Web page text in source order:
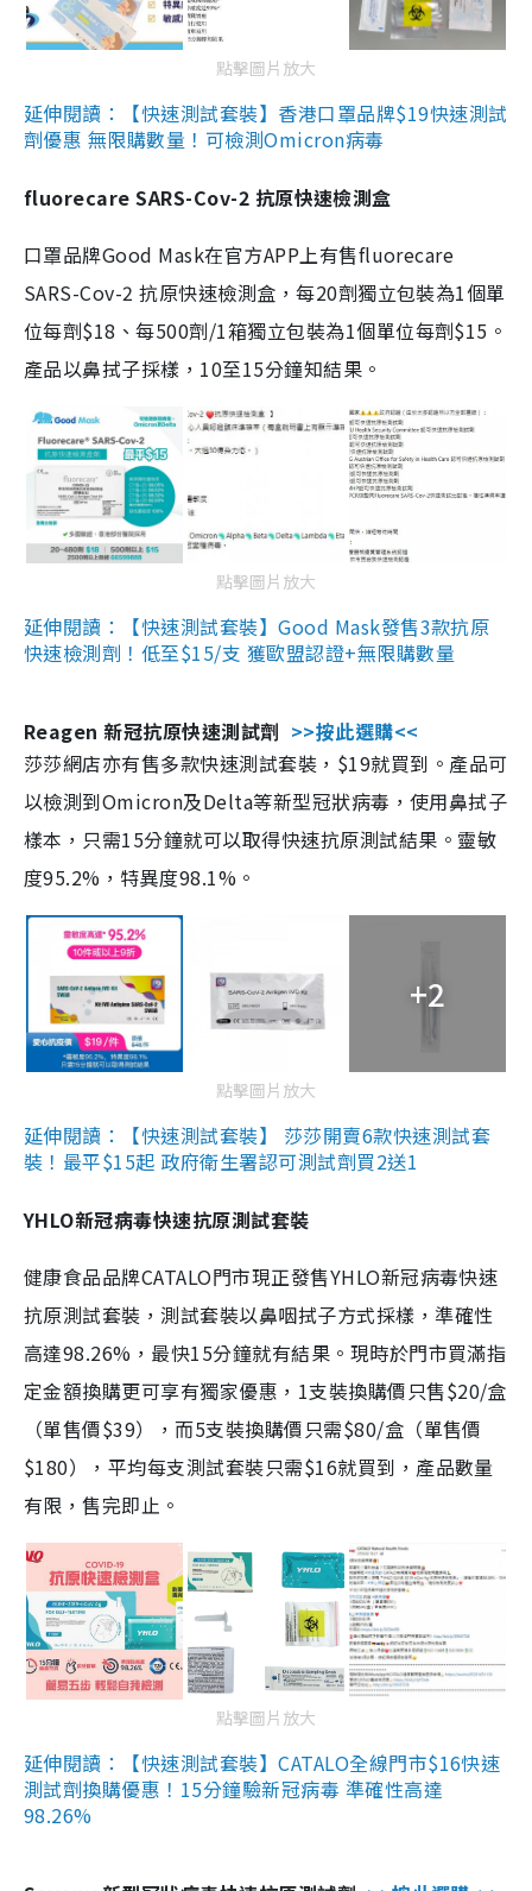
點擊圖片放大
延伸閱讀：【快速測試套裝】香港口罩品牌$19快速測試
劑優惠 無限購數量！可檢測Omicron病毒
fluorecare SARS-Cov-2 抗原快速檢測盒
口罩品牌Good Mask在官方APP上有售fluorecare
SARS-Cov-2 抗原快速檢測盒，每20劑獨立包裝為1個單
位每劑$18、每500劑/1箱獨立包裝為1個單位每劑$15。
產品以鼻拭子採樣，10至15分鐘知結果。
點擊圖片放大
延伸閱讀：【快速測試套裝】Good Mask發售3款抗原
快速檢測劑！低至$15/支 獲歐盟認證+無限購數量
Reagen 新冠抗原快速測試劑 >>按此選購<<
莎莎網店亦有售多款快速測試套裝，$19就買到。產品可
以檢測到Omicron及Delta等新型冠狀病毒，使用鼻拭子
樣本，只需15分鐘就可以取得快速抗原測試結果。靈敏
度95.2%，特異度98.1%。
+2
點擊圖片放大
延伸閱讀：【快速測試套裝】 莎莎開賣6款快速測試套
裝！最平$15起 政府衛生署認可測試劑買2送1
YHLO新冠病毒快速抗原測試套裝
健康食品品牌CATALO門市現正發售YHLO新冠病毒快速
抗原測試套裝，測試套裝以鼻咽拭子方式採樣，準確性
高達98.26%，最快15分鐘就有結果。現時於門市買滿指
定金額換購更可享有獨家優惠，1支裝換購價只售$20/盒
（單售價$39），而5支裝換購價只需$80/盒（單售價
$180），平均每支測試套裝只需$16就買到，產品數量
有限，售完即止。
點擊圖片放大
延伸閱讀：【快速測試套裝】CATALO全線門市$16快速
測試劑換購優惠！15分鐘驗新冠病毒 準確性高達
98.26%